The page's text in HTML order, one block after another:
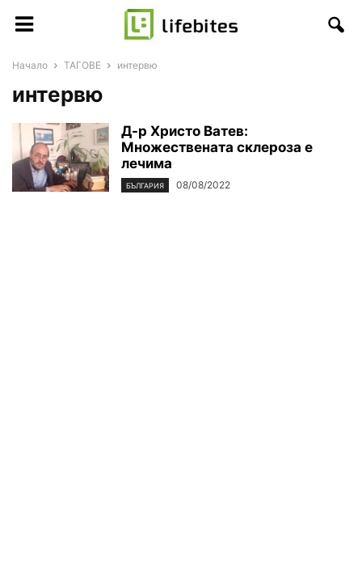
Начало ТАГОВЕ интервю
интервю
Д-р Христо Ватев:
Множествената склероза е
лечима
БЪЛГАРИЯ 08/08/2022